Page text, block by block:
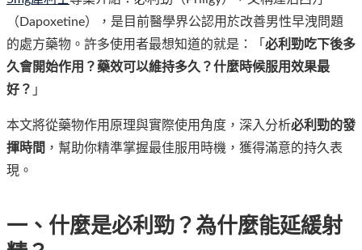
（Dapoxetine），是目前醫學界公認用於改善男性早洩問題
的處方藥物。許多使用者最想知道的就是：「 必利勁吃下後多
久會開始作用？藥效可以維持多久？什麼時候服用效果最
好？ 」
本文將從藥物作用原理與實際使用角度，深入分析必利勁的發
揮時間 ，幫助你精準掌握最佳服用時機，獲得滿意的持久表
現。
一、什麼是必利勁？為什麼能延緩射